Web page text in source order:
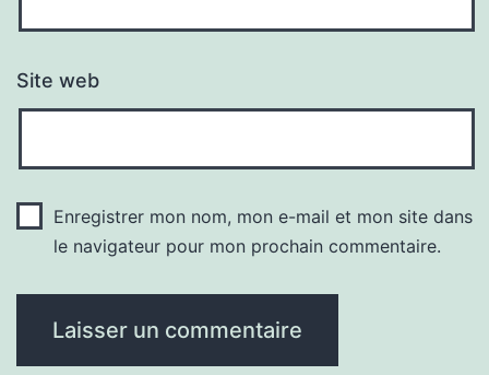
Site web
Enregistrer mon nom, mon e-mail et mon site dans
le navigateur pour mon prochain commentaire.